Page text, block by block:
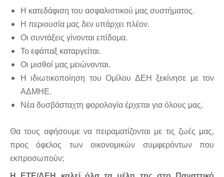
Η κατεδάφιση του ασφαλιστικού μας συστήματος.
Η περιουσία μας δεν υπάρχει πλέον.
Οι συντάξεις γίνονται επίδομα.
Το εφάπαξ καταργείται.
Οι μισθοί μας μειώνονται.
Η ιδιωτικοποίηση του Ομίλου ΔΕΗ ξεκίνησε με τον
ΑΔΜΗΕ.
Νέα δυσβάσταχτη φορολογία έρχεται για όλους μας.
Θα τους αφήσουμε να πειραματίζονται με τις ζωές μας,
προς όφελος των οικονομικών συμφερόντων που
εκπροσωπούν;